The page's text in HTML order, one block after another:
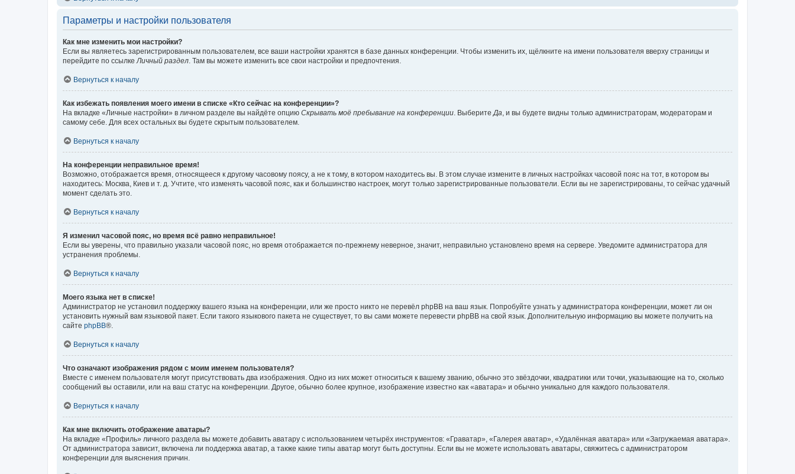
Параметры и настройки пользователя
Как мне изменить мои настройки?
Если вы являетесь зарегистрированным пользователем, все ваши настройки хранятся в базе данных конференции. Чтобы изменить их, щёлкните на имени пользователя вверху страницы и
перейдите по ссылке Личный раздел . Там вы можете изменить все свои настройки и предпочтения.
Вернуться к началу
Как избежать появления моего имени в списке «Кто сейчас на конференции»?
На вкладке «Личные настройки» в личном разделе вы найдёте опцию Скрывать моё пребывание на конференции . Выберите Да , и вы будете видны только администраторам, модераторам и
самому себе. Для всех остальных вы будете скрытым пользователем.
Вернуться к началу
На конференции неправильное время!
Возможно, отображается время, относящееся к другому часовому поясу, а не к тому, в котором находитесь вы. В этом случае измените в личных настройках часовой пояс на тот, в котором вы
находитесь: Москва, Киев и т. д. Учтите, что изменять часовой пояс, как и большинство настроек, могут только зарегистрированные пользователи. Если вы не зарегистрированы, то сейчас удачный
момент сделать это.
Вернуться к началу
Я изменил часовой пояс, но время всё равно неправильное!
Если вы уверены, что правильно указали часовой пояс, но время отображается по-прежнему неверное, значит, неправильно установлено время на сервере. Уведомите администратора для
устранения проблемы.
Вернуться к началу
Моего языка нет в списке!
Администратор не установил поддержку вашего языка на конференции, или же просто никто не перевёл phpBB на ваш язык. Попробуйте узнать у администратора конференции, может ли он
установить нужный вам языковой пакет. Если такого языкового пакета не существует, то вы сами можете перевести phpBB на свой язык. Дополнительную информацию вы можете получить на
сайте phpBB®.
Вернуться к началу
Что означают изображения рядом с моим именем пользователя?
Вместе с именем пользователя могут присутствовать два изображения. Одно из них может относиться к вашему званию, обычно это звёздочки, квадратики или точки, указывающие на то, сколько
сообщений вы оставили, или на ваш статус на конференции. Другое, обычно более крупное, изображение известно как «аватара» и обычно уникально для каждого пользователя.
Вернуться к началу
Как мне включить отображение аватары?
На вкладке «Профиль» личного раздела вы можете добавить аватару с использованием четырёх инструментов: «Граватар», «Галерея аватар», «Удалённая аватара» или «Загружаемая аватара».
От администратора зависит, включена ли поддержка аватар, а также какие типы аватар могут быть доступны. Если вы не можете использовать аватары, свяжитесь с администратором
конференции для выяснения причин.